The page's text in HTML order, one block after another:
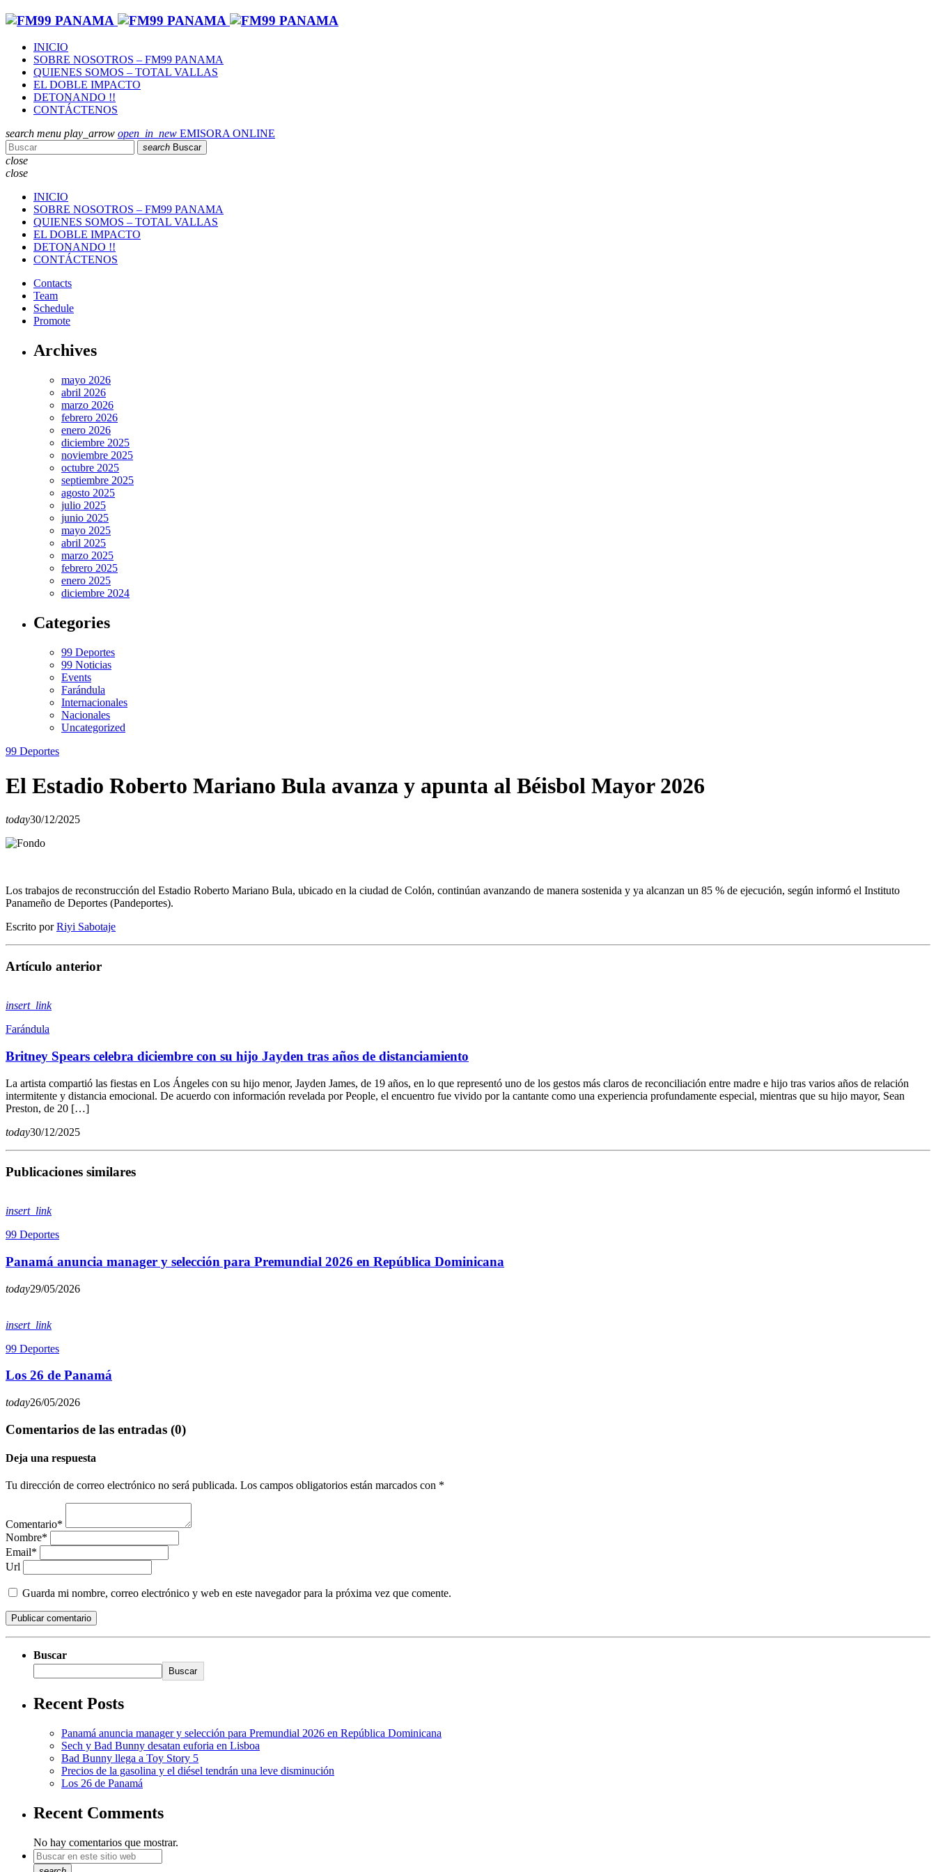
INICIO
SOBRE NOSOTROS – FM99 PANAMA
QUIENES SOMOS – TOTAL VALLAS
EL DOBLE IMPACTO
DETONANDO !!
CONTÁCTENOS
search menu play_arrow open_in_new EMISORA ONLINE
search Buscar
close
close
INICIO
SOBRE NOSOTROS – FM99 PANAMA
QUIENES SOMOS – TOTAL VALLAS
EL DOBLE IMPACTO
DETONANDO !!
CONTÁCTENOS
Contacts
Team
Schedule
Promote
Archives
mayo 2026
abril 2026
marzo 2026
febrero 2026
enero 2026
diciembre 2025
noviembre 2025
octubre 2025
septiembre 2025
agosto 2025
julio 2025
junio 2025
mayo 2025
abril 2025
marzo 2025
febrero 2025
enero 2025
diciembre 2024
Categories
99 Deportes
99 Noticias
Events
Farándula
Internacionales
Nacionales
Uncategorized
99 Deportes
El Estadio Roberto Mariano Bula avanza y apunta al Béisbol Mayor 2026
today30/12/2025
Los trabajos de reconstrucción del Estadio Roberto Mariano Bula, ubicado en la ciudad de Colón, continúan avanzando de manera sostenida y ya alcanzan un 85 % de ejecución, según informó el Instituto
Panameño de Deportes (Pandeportes).
Escrito porRiyi Sabotaje
Artículo anterior
insert_link
Farándula
Britney Spears celebra diciembre con su hijo Jayden tras años de distanciamiento
La artista compartió las fiestas en Los Ángeles con su hijo menor, Jayden James, de 19 años, en lo que representó uno de los gestos más claros de reconciliación entre madre e hijo tras varios años de relación
intermitente y distancia emocional. De acuerdo con información revelada por People, el encuentro fue vivido por la cantante como una experiencia profundamente especial, mientras que su hijo mayor, Sean
Preston, de 20 […]
today30/12/2025
Publicaciones similares
insert_link
99 Deportes
Panamá anuncia manager y selección para Premundial 2026 en República Dominicana
today29/05/2026
insert_link
99 Deportes
Los 26 de Panamá
today26/05/2026
Comentarios de las entradas (0)
Deja una respuesta
Tu dirección de correo electrónico no será publicada. Los campos obligatorios están marcados con *
Comentario*
Nombre*
Email*
Url
Guarda mi nombre, correo electrónico y web en este navegador para la próxima vez que comente.
Buscar
Buscar
Recent Posts
Panamá anuncia manager y selección para Premundial 2026 en República Dominicana
Sech y Bad Bunny desatan euforia en Lisboa
Bad Bunny llega a Toy Story 5
Precios de la gasolina y el diésel tendrán una leve disminución
Los 26 de Panamá
Recent Comments
No hay comentarios que mostrar.